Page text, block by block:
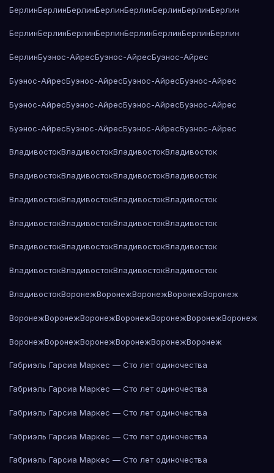
БерлинБерлинБерлинБерлинБерлинБерлинБерлинБерлин
БерлинБерлинБерлинБерлинБерлинБерлинБерлинБерлин
БерлинБуэнос-АйресБуэнос-АйресБуэнос-Айрес
Буэнос-АйресБуэнос-АйресБуэнос-АйресБуэнос-Айрес
Буэнос-АйресБуэнос-АйресБуэнос-АйресБуэнос-Айрес
Буэнос-АйресБуэнос-АйресБуэнос-АйресБуэнос-Айрес
ВладивостокВладивостокВладивостокВладивосток
ВладивостокВладивостокВладивостокВладивосток
ВладивостокВладивостокВладивостокВладивосток
ВладивостокВладивостокВладивостокВладивосток
ВладивостокВладивостокВладивостокВладивосток
ВладивостокВладивостокВладивостокВладивосток
ВладивостокВоронежВоронежВоронежВоронежВоронеж
ВоронежВоронежВоронежВоронежВоронежВоронежВоронеж
ВоронежВоронежВоронежВоронежВоронежВоронеж
Габриэль Гарсиа Маркес — Сто лет одиночества
Габриэль Гарсиа Маркес — Сто лет одиночества
Габриэль Гарсиа Маркес — Сто лет одиночества
Габриэль Гарсиа Маркес — Сто лет одиночества
Габриэль Гарсиа Маркес — Сто лет одиночества